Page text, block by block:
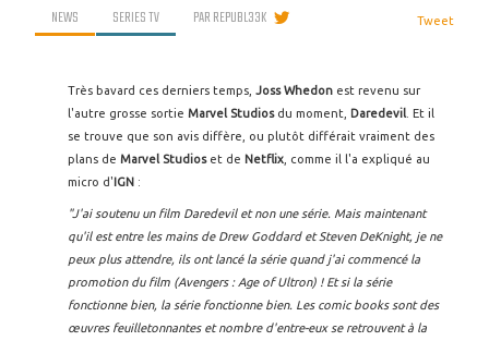
NEWS SERIES TV PARREPUBL33K Tweet
Très bavard ces derniers temps, Joss Whedon est revenu sur
l'autre grosse sortie Marvel Studios du moment, Daredevil . Et il
se trouve que son avis diffère, ou plutôt différait vraiment des
plans de Marvel Studios et de Netflix , comme il l'a expliqué au
micro d'IGN :
"J'ai soutenu un film Daredevil et non une série. Mais maintenant
qu'il est entre les mains de Drew Goddard et Steven DeKnight, je ne
peux plus attendre, ils ont lancé la série quand j'ai commencé la
promotion du film (Avengers : Age of Ultron) ! Et si la série
fonctionne bien, la série fonctionne bien. Les comic books sont des
œuvres feuilletonnantes et nombre d'entre-eux se retrouvent à la